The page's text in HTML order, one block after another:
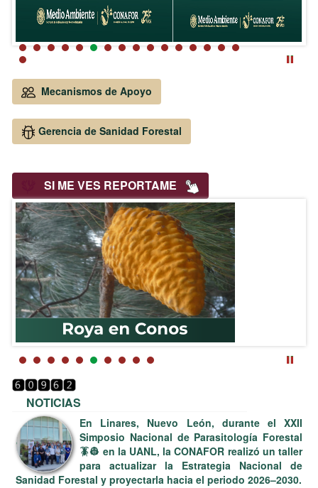
Mecanismos de Apoyo
Gerencia de Sanidad Forestal
SI ME VES REPORTAME
NOTICIAS
En Linares, Nuevo León, durante el XXII
Simposio Nacional de Parasitología Forestal
🪳👷 en la UANL, la CONAFOR realizó un taller
para actualizar la Estrategia Nacional de
Sanidad Forestal y proyectarla hacia el periodo 2026–2030.